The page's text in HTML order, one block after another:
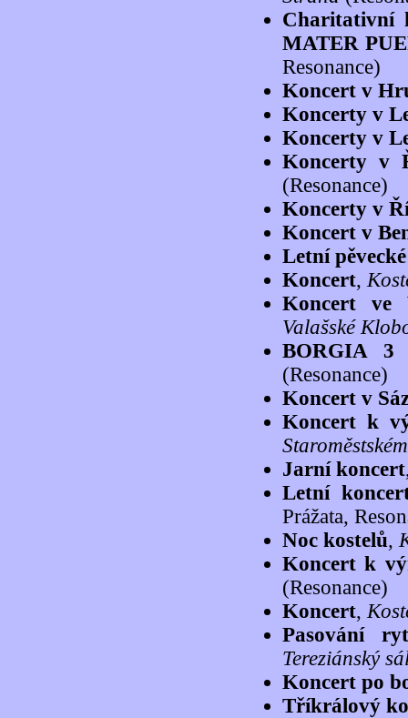
Charitativní
MATER
Resonance)
Koncert v
Koncerty v
Koncerty v
Koncerty v
(Resonance)
Koncerty v
Koncert v
Letní
Koncert,
Koncert ve
Valašské
BORGIA 3
(Resonance)
Koncert v
Koncert k
Jarní koncert
Letní
Prážata,
Noc kostelů,
Koncert k
(Resonance)
Koncert,
Pasování
Tereziánský
Koncert po
Tříkrálový